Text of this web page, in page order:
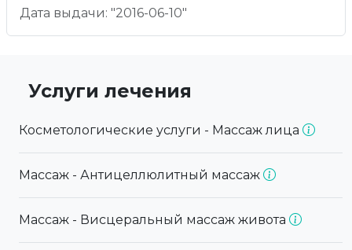
Дата выдачи: "2016-06-10"
Услуги лечения
Косметологические услуги - Массаж лица
Массаж - Антицеллюлитный массаж
Массаж - Висцеральный массаж живота